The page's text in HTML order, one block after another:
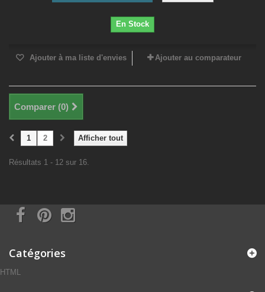
En Stock
Ajouter à ma liste d'envies Ajouter au comparateur
Comparer (0)
Afficher tout
1 2
Résultats 1 - 12 sur 16.
Catégories
HTML